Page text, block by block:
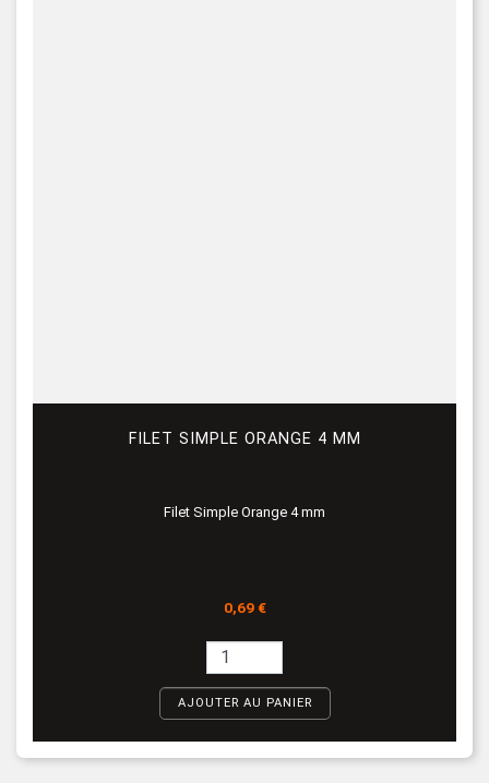
FILET SIMPLE ORANGE 4 MM
Filet Simple Orange 4 mm
Prix
0,69 €
AJOUTER AU PANIER